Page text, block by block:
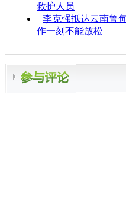
救护人员
李克强抵达云南鲁
作一刻不能放松